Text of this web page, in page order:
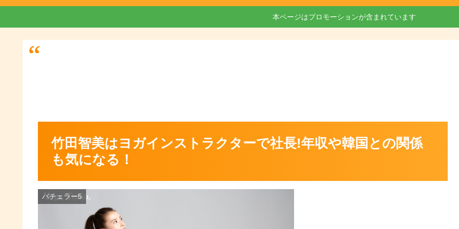
本ページはプロモーションが含まれています
竹田智美はヨガインストラクターで社長!年収や韓国との関係
も気になる！
バチェラー5